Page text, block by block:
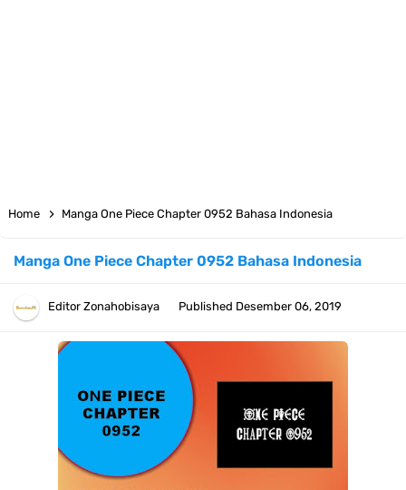
Profil Anwar Hafid, Politisi Yang Mernjadi Gubernur Provinsi Sulawesi
Tengah
Resep Pesmol Ikan Mas, Makanan Khas Sunda Dengan Rasa Yang
Home Manga One Piece Chapter 0952 Bahasa Indonesia
Manga One Piece Chapter 0952 Bahasa Indonesia
Editor Zonahobisaya Published Desember 06, 2019